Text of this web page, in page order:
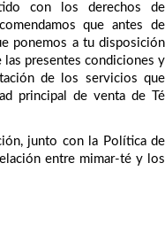
con los derechos de
que antes de
ponemos a tu disposición
las presentes condiciones y
de los servicios que
principal de venta de Té
junto con la Política de
entre mimar-té y los